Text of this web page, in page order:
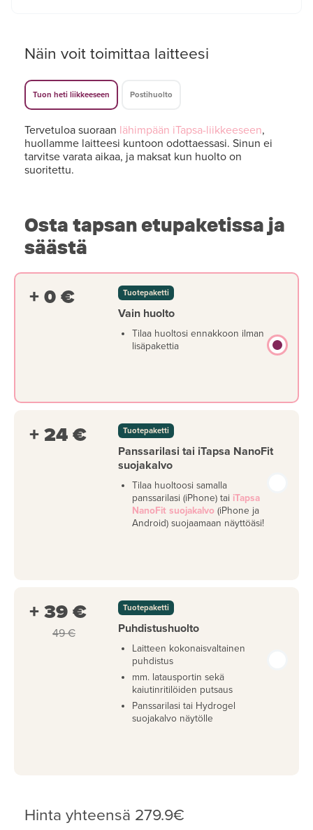
Näin voit toimittaa laitteesi
Tuon heti liikkeeseen Postihuolto
Tervetuloa suoraan lähimpään iTapsa-liikkeeseen,
huollamme laitteesi kuntoon odottaessasi. Sinun ei
tarvitse varata aikaa, ja maksat kun huolto on
suoritettu.
Osta tapsan etupaketissa ja
säästä
+ 0 € Tuotepaketti
Vain huolto
Tilaa huoltosi ennakkoon ilman
lisäpakettia
+ 24 € Tuotepaketti
Panssarilasi tai iTapsa NanoFit
suojakalvo
Tilaa huoltoosi samalla
panssarilasi (iPhone) tai iTapsa
NanoFit suojakalvo (iPhone ja
Android) suojaamaan näyttöäsi!
+ 39 €
49 €
Tuotepaketti
Puhdistushuolto
Laitteen kokonaisvaltainen
puhdistus
mm. latausportin sekä
kaiutinritilöiden putsaus
Panssarilasi tai Hydrogel
suojakalvo näytölle
Hinta yhteensä 279.9€